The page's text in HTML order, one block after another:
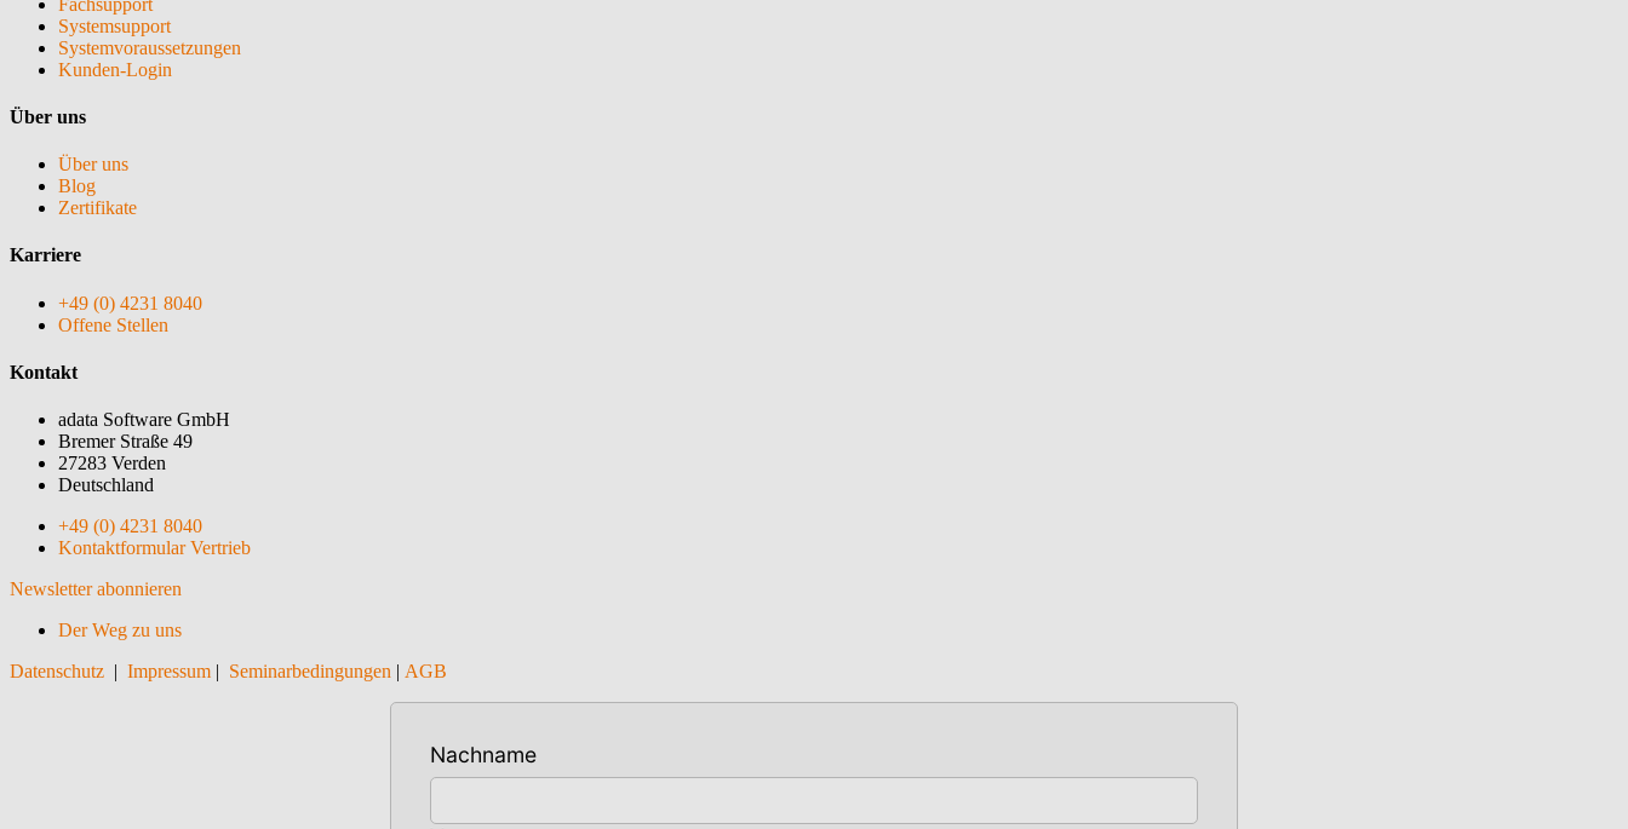
Systemsupport
Systemvoraussetzungen
Kunden-Login
Über uns
Über uns
Blog
Zertifikate
Karriere
+49 (0) 4231 8040
Offene Stellen
Kontakt
adata Software GmbH
Bremer Straße 49
27283 Verden
Deutschland
+49 (0) 4231 8040
Kontaktformular Vertrieb
Newsletter abonnieren
Der Weg zu uns
Datenschutz | Impressum | Seminarbedingungen | AGB